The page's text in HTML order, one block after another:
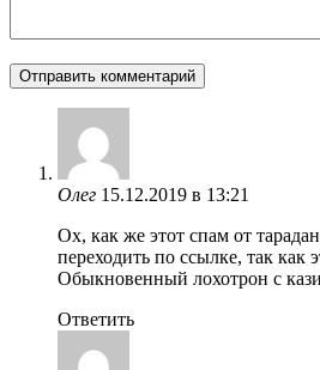
Олег 15.12.2019 в 13:21
Ох, как же этот спам от
переходить по ссылке, так как
Обыкновенный лохотрон с
Ответить